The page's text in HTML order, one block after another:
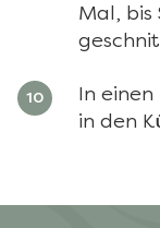
Mal, bis
In
in den